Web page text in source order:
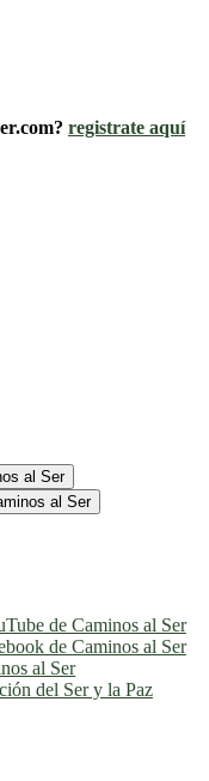
registrate aquí
al Ser
al Ser